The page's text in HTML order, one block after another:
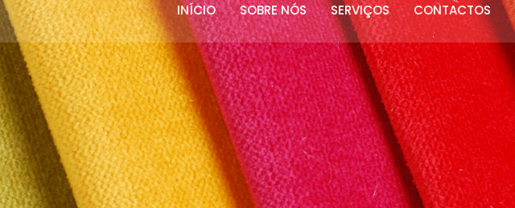
INÍCIO SOBRE NÓS SERVIÇOS CONTACTOS